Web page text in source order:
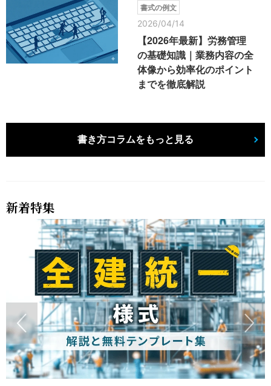
書式の例文
2026/04/14
【2026年最新】労務管理
の基礎知識｜業務内容の全
体像から効率化のポイント
までを徹底解説
書き方コラムをもっと見る
新着特集